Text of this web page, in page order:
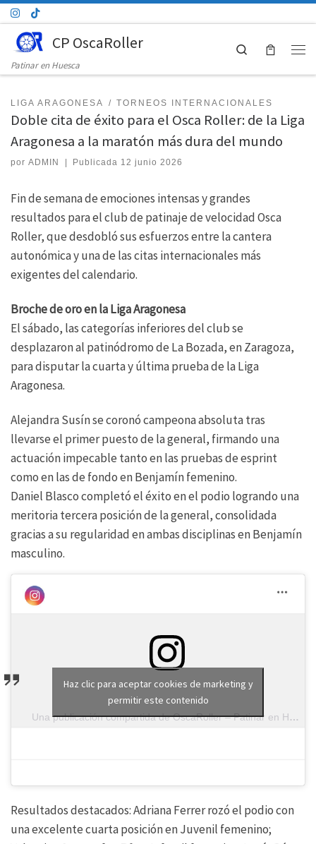
Saltar al contenido
CP OscaRoller
Patinar en Huesca
Search
LIGA ARAGONESA TORNEOS INTERNACIONALES
Doble cita de éxito para el Osca Roller: de la Liga
Aragonesa a la maratón más dura del mundo
por ADMIN Publicada 12 junio 2026
Fin de semana de emociones intensas y grandes
resultados para el club de patinaje de velocidad Osca
Roller, que desdobló sus esfuerzos entre la cantera
autonómica y una de las citas internacionales más
exigentes del calendario.
Broche de oro en la Liga Aragonesa
El sábado, las categorías inferiores del club se
desplazaron al patinódromo de La Bozada, en Zaragoza,
para disputar la cuarta y última prueba de la Liga
Aragonesa.
Alejandra Susín se coronó campeona absoluta tras
llevarse el primer puesto de la general, firmando una
actuación impecable tanto en las pruebas de esprint
como en las de fondo en Benjamín femenino.
Daniel Blasco completó el éxito en el podio logrando una
meritoria tercera posición de la general, consolidada
gracias a su regularidad en ambas disciplinas en Benjamín
masculino.
Una publicación compartida de OscaRoller – Patinar en Huesca (@cposcaroller)
Haz clic para aceptar cookies de marketing y
permitir este contenido
Resultados destacados: Adriana Ferrer rozó el podio con
una excelente cuarta posición en Juvenil femenino;